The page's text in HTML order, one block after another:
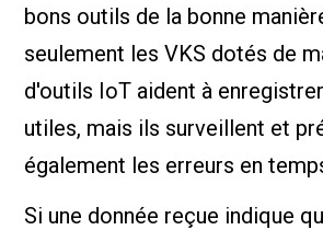
bons outils de la bonne
seulement les VKS dotés de
d'outils IoT aident à
utiles, mais ils surveillent et
également les erreurs en
Si une donnée reçue indique